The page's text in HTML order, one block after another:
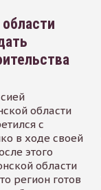
области
с
в ходе своей
этого
области
регион готов